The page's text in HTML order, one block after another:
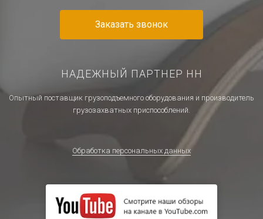
Заказать звонок
НАДЕЖНЫЙ ПАРТНЕР НН
Опытный поставщик грузоподъемного оборудования и производитель
грузозахватных приспособлений.
Обработка персональных данных